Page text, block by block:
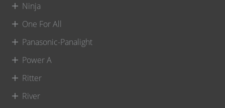
Ninja
One For All
Panasonic-Panalight
Power A
Ritter
River